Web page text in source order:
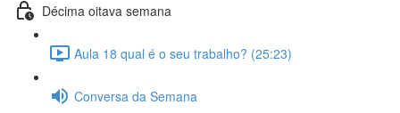
Décima oitava semana
Aula 18 qual é o seu trabalho? (25:23)
Conversa da Semana